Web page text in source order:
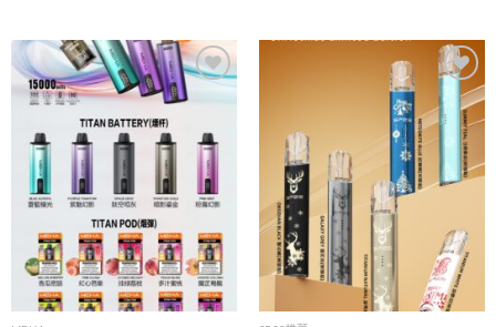
NT$200
到
NT$360
Add to
Add to
wishlist